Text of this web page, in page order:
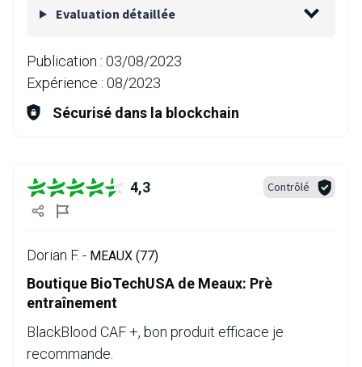
Evaluation détaillée
Publication : 03/08/2023
Expérience : 08/2023
Sécurisé dans la blockchain
4,3 Contrôlé
Dorian F. - MEAUX (77)
Boutique BioTechUSA de Meaux: Prè
entraînement
BlackBlood CAF +, bon produit efficace je
recommande.